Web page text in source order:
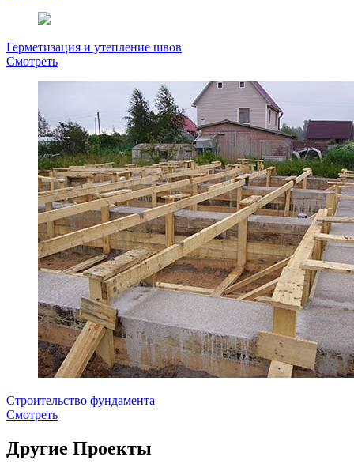
Герметизация и утепление швов
Смотреть
Строительство фундамента
Смотреть
Другие Проекты